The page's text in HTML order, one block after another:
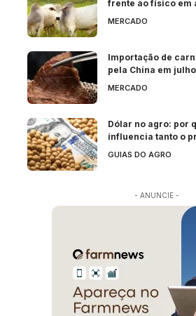
frente ao físico em
MERCADO
Importação de
pela China em
MERCADO
Dólar no agro: por
influencia tanto o
GUIAS DO AGRO
- ANUNCIE -